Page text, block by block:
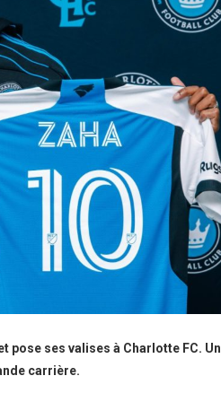
pose ses valises à Charlotte FC.
carrière.